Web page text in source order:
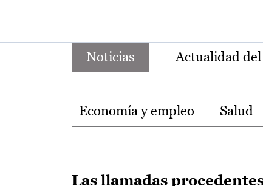
Noticias Actualidad
Temas
Economía y empleo Salud
Las llamadas